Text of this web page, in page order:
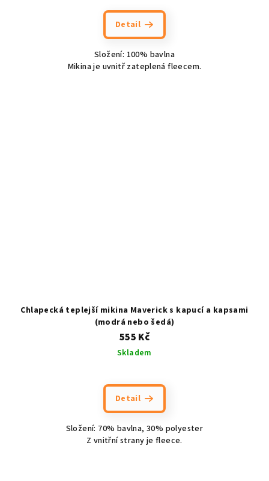
Detail
Složení: 100% bavlna
Mikina je uvnitř zateplená fleecem.
Chlapecká teplejší mikina Maverick s kapucí a kapsami
(modrá nebo šedá)
555 Kč
Skladem
Detail
Složení: 70% bavlna, 30% polyester
Z vnitřní strany je fleece.